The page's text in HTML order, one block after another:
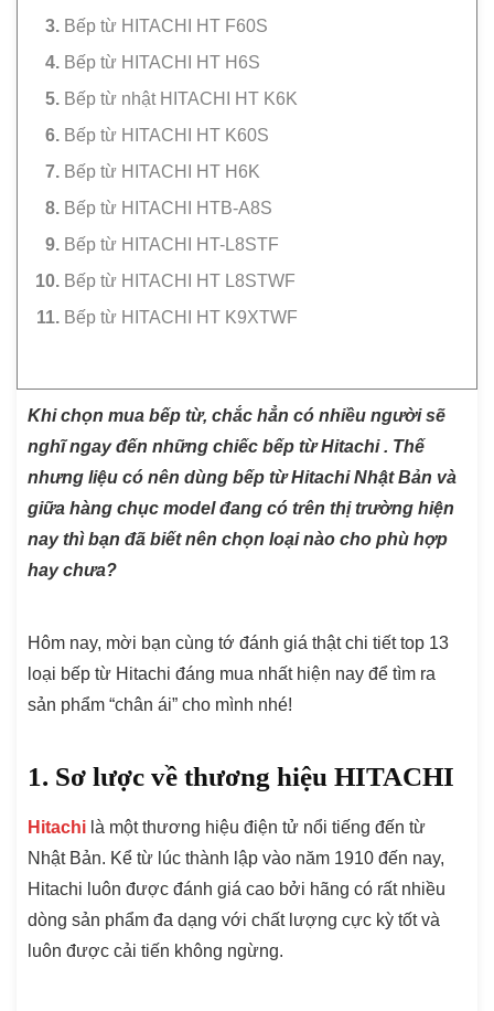
Bếp từ HITACHI HT F60S
Bếp từ HITACHI HT H6S
Bếp từ nhật HITACHI HT K6K
Bếp từ HITACHI HT K60S
Bếp từ HITACHI HT H6K
Bếp từ HITACHI HTB-A8S
Bếp từ HITACHI HT-L8STF
Bếp từ HITACHI HT L8STWF
Bếp từ HITACHI HT K9XTWF
Khi chọn mua bếp từ, chắc hẳn có nhiều người sẽ
nghĩ ngay đến những chiếc bếp từ Hitachi . Thế
nhưng liệu có nên dùng bếp từ Hitachi Nhật Bản và
giữa hàng chục model đang có trên thị trường hiện
nay thì bạn đã biết nên chọn loại nào cho phù hợp
hay chưa?
Hôm nay, mời bạn cùng tớ đánh giá thật chi tiết top 13
loại bếp từ Hitachi đáng mua nhất hiện nay để tìm ra
sản phẩm “chân ái” cho mình nhé!
1. Sơ lược về thương hiệu HITACHI
Hitachi là một thương hiệu điện tử nổi tiếng đến từ
Nhật Bản. Kể từ lúc thành lập vào năm 1910 đến nay,
Hitachi luôn được đánh giá cao bởi hãng có rất nhiều
dòng sản phẩm đa dạng với chất lượng cực kỳ tốt và
luôn được cải tiến không ngừng.